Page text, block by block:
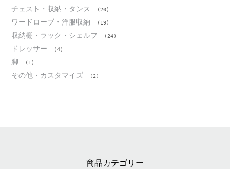
チェスト・収納・タンス (20)
ワードローブ・洋服収納 (19)
収納棚・ラック・シェルフ (24)
ドレッサー (4)
脚 (1)
その他・カスタマイズ (2)
商品カテゴリー